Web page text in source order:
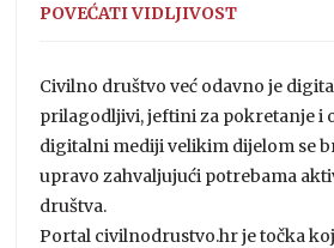
POVEĆATI VIDLJIVOST
Civilno društvo već odavno je
prilagodljivi, jeftini za pokretanje i
digitalni mediji velikim dijelom se
upravo zahvaljujući potrebama
društva.
Portal civilnodrustvo.hr je točka